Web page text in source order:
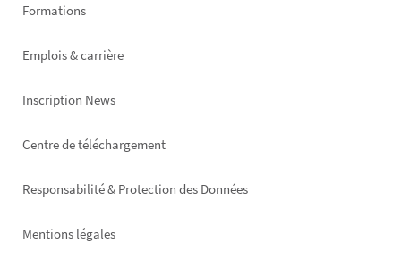
Formations
Emplois & carrière
Inscription News
Footer
Centre de téléchargement
Responsabilité & Protection des Données
Mentions légales